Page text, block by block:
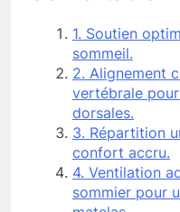
1. Soutien
sommeil.
2. Alignement
vertébrale
dorsales.
3. Répartition
confort accru.
4. Ventilation
sommier pour